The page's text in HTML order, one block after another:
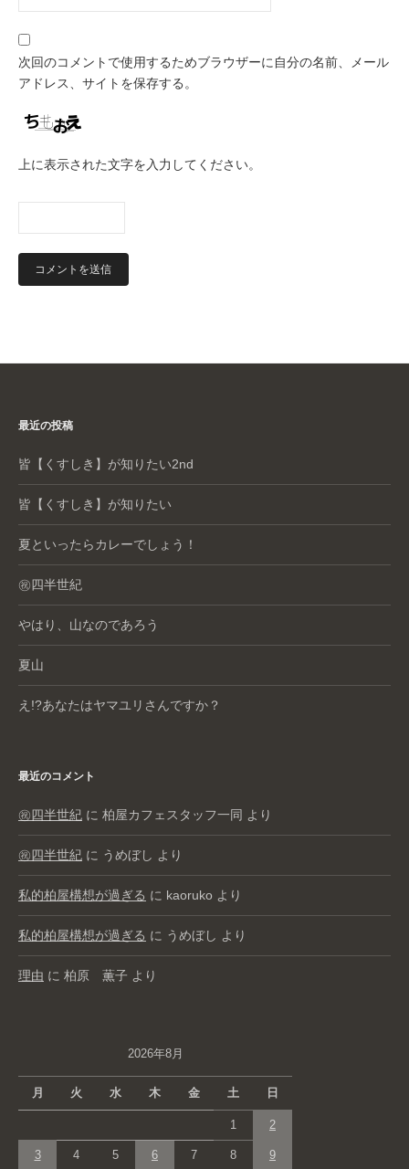
次回のコメントで使用するためブラウザーに自分の名前、メール
アドレス、サイトを保存する。
上に表示された文字を入力してください。
最近の投稿
皆【くすしき】が知りたい2nd
皆【くすしき】が知りたい
夏といったらカレーでしょう！
㊗️四半世紀
やはり、山なのであろう
夏山
え!?あなたはヤマユリさんですか？
最近のコメント
㊗️四半世紀 に 柏屋カフェスタッフ一同 より
㊗️四半世紀 に うめぼし より
私的柏屋構想が過ぎる に kaoruko より
私的柏屋構想が過ぎる に うめぼし より
理由 に 柏原 薫子 より
2026年8月
月 火 水 木 金 土 日
1 2
3 4 5 6 7 8 9